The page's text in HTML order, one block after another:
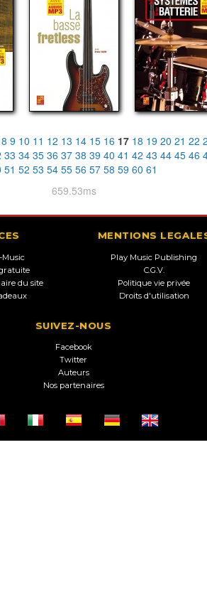
8 9 10 11 12 13 14 15 16 17 18 19 20 21 22
33 34 35 36 37 38 39 40 41 42 43 44 45 46
51 52 53 54 55 56 57 58 59 60 61
659.53ms
Music
du site
MENTIONS
Play Music Publishing
C.G.V.
Politique vie privée
Droits d'utilisation
SUIVEZ-NOUS
Facebook
Twitter
Auteurs
Nos partenaires